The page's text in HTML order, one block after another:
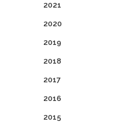
2021
2020
2019
2018
2017
2016
2015